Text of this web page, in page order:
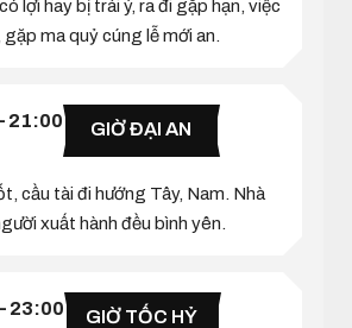
lợi hay bị trái ý, ra đi gặp hạn, việc
ma quỷ cúng lễ mới an.
21:00 GIỜ ĐẠI AN
cầu tài đi hướng Tây, Nam. Nhà
xuất hành đều bình yên.
23:00 GIỜ TỐC HỶ